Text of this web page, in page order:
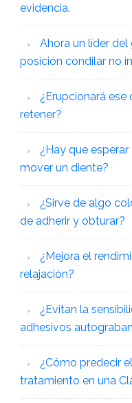
evidencia.
Ahora un líder del
posición condilar no
¿Erupcionará ese
retener?
¿Hay que
mover un diente?
¿Sirve de algo
de adherir y obturar?
¿Mejora el
relajación?
¿Evitan la
adhesivos
¿Cómo predecir
tratamiento en una